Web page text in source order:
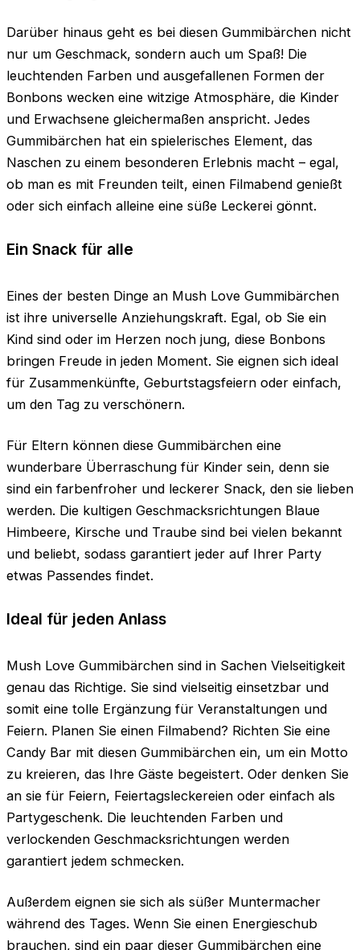
Darüber hinaus geht es bei diesen Gummibärchen nicht
nur um Geschmack, sondern auch um Spaß! Die
leuchtenden Farben und ausgefallenen Formen der
Bonbons wecken eine witzige Atmosphäre, die Kinder
und Erwachsene gleichermaßen anspricht. Jedes
Gummibärchen hat ein spielerisches Element, das
Naschen zu einem besonderen Erlebnis macht – egal,
ob man es mit Freunden teilt, einen Filmabend genießt
oder sich einfach alleine eine süße Leckerei gönnt.
Ein Snack für alle
Eines der besten Dinge an Mush Love Gummibärchen
ist ihre universelle Anziehungskraft. Egal, ob Sie ein
Kind sind oder im Herzen noch jung, diese Bonbons
bringen Freude in jeden Moment. Sie eignen sich ideal
für Zusammenkünfte, Geburtstagsfeiern oder einfach,
um den Tag zu verschönern.
Für Eltern können diese Gummibärchen eine
wunderbare Überraschung für Kinder sein, denn sie
sind ein farbenfroher und leckerer Snack, den sie lieben
werden. Die kultigen Geschmacksrichtungen Blaue
Himbeere, Kirsche und Traube sind bei vielen bekannt
und beliebt, sodass garantiert jeder auf Ihrer Party
etwas Passendes findet.
Ideal für jeden Anlass
Mush Love Gummibärchen sind in Sachen Vielseitigkeit
genau das Richtige. Sie sind vielseitig einsetzbar und
somit eine tolle Ergänzung für Veranstaltungen und
Feiern. Planen Sie einen Filmabend? Richten Sie eine
Candy Bar mit diesen Gummibärchen ein, um ein Motto
zu kreieren, das Ihre Gäste begeistert. Oder denken Sie
an sie für Feiern, Feiertagsleckereien oder einfach als
Partygeschenk. Die leuchtenden Farben und
verlockenden Geschmacksrichtungen werden
garantiert jedem schmecken.
Außerdem eignen sie sich als süßer Muntermacher
während des Tages. Wenn Sie einen Energieschub
brauchen, sind ein paar dieser Gummibärchen eine